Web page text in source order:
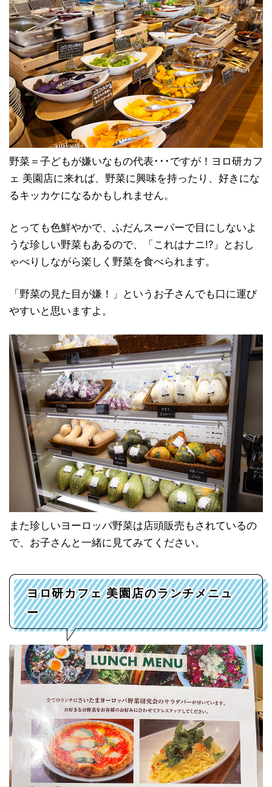
野菜＝子どもが嫌いなもの代表･･･ですが！ヨロ研カフ
ェ 美園店に来れば、野菜に興味を持ったり、好きにな
るキッカケになるかもしれません。
とっても色鮮やかで、ふだんスーパーで目にしないよ
うな珍しい野菜もあるので、「これはナニ!?」とおし
ゃべりしながら楽しく野菜を食べられます。
「野菜の見た目が嫌！」というお子さんでも口に運び
やすいと思いますよ。
また珍しいヨーロッパ野菜は店頭販売もされているの
で、お子さんと一緒に見てみてください。
ヨロ研カフェ 美園店のランチメニュ
ー